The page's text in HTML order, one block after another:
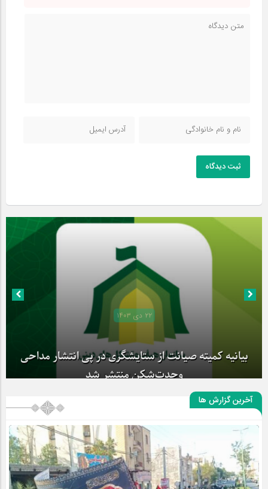
ثبت دیدگاه
۲۲ دی ۱۴۰۳
بیانیه کمیته صیانت از ستایشگری در پی انتشار مداحی
وحدت‌شکن منتشر شد
آخرین گزارش ها